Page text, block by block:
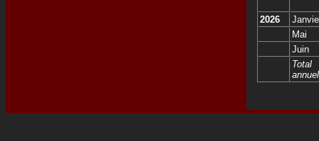
2026
Mai
Juin
Total
annuel